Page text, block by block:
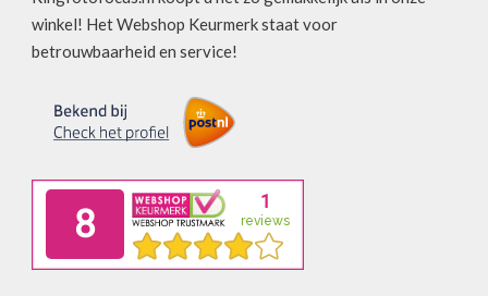
winkel! Het Webshop Keurmerk staat voor
betrouwbaarheid en service!